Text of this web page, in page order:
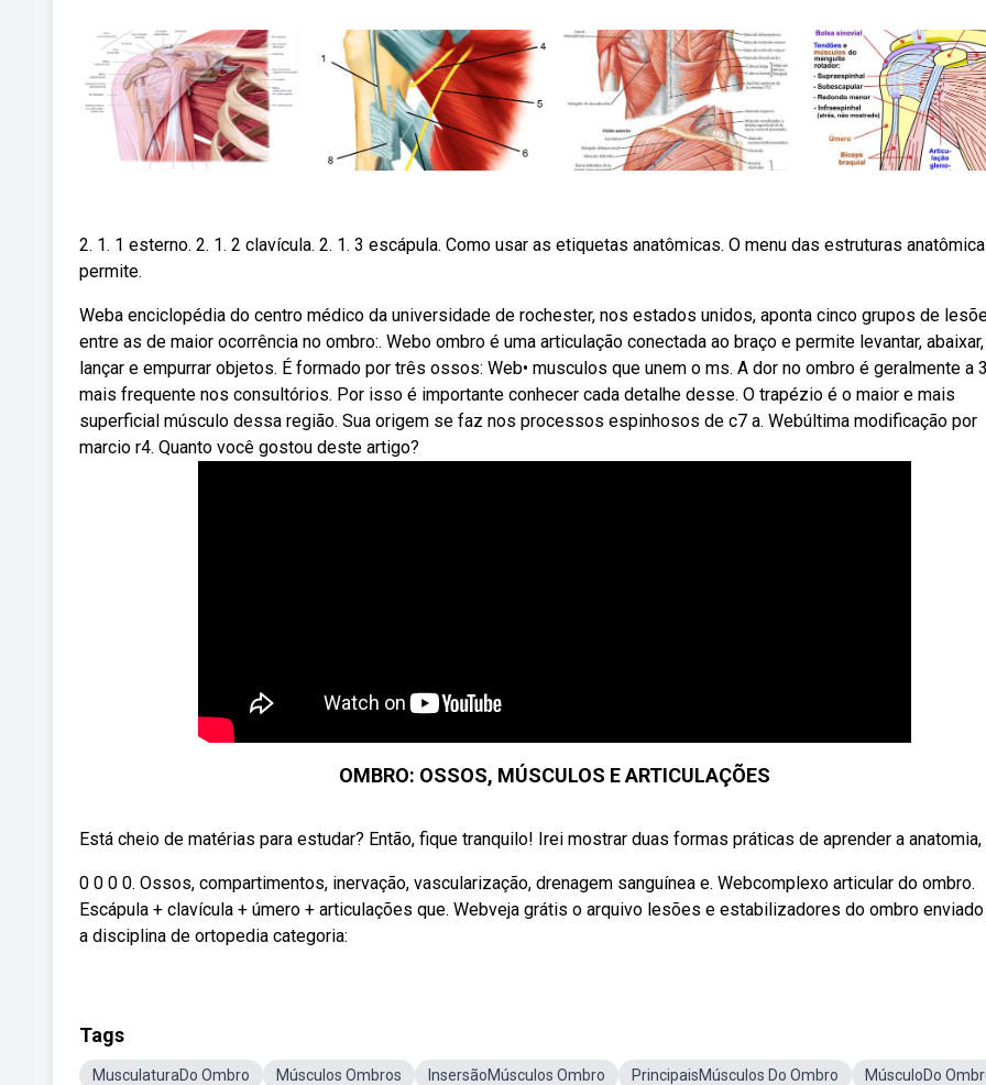
2. 1. 1 esterno. 2. 1. 2 clavícula. 2. 1. 3 escápula. Como usar as etiquetas anatômicas. O menu das estruturas
permite.
Weba enciclopédia do centro médico da universidade de rochester, nos estados unidos, aponta cinco grupos de
entre as de maior ocorrência no ombro:. Webo ombro é uma articulação conectada ao braço e permite levantar, abaixar,
lançar e empurrar objetos. É formado por três ossos: Web• musculos que unem o ms. A dor no ombro é geralmente a
mais frequente nos consultórios. Por isso é importante conhecer cada detalhe desse. O trapézio é o maior e mais
superficial músculo dessa região. Sua origem se faz nos processos espinhosos de c7 a. Webúltima modificação por
marcio r4. Quanto você gostou deste artigo?
OMBRO: OSSOS, MÚSCULOS E ARTICULAÇÕES
Está cheio de matérias para estudar? Então, fique tranquilo! Irei mostrar duas formas práticas de aprender a anatomia,
0 0 0 0. Ossos, compartimentos, inervação, vascularização, drenagem sanguínea e. Webcomplexo articular do ombro.
Escápula + clavícula + úmero + articulações que. Webveja grátis o arquivo lesões e estabilizadores do ombro enviado
a disciplina de ortopedia categoria:
Tags
MusculaturaDo Ombro Músculos Ombros InsersãoMúsculos Ombro PrincipaisMúsculos Do Ombro
MúsculoDo